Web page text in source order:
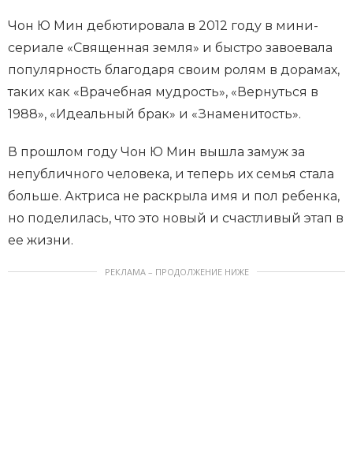
Чон Ю Мин дебютировала в 2012 году в мини-
сериале «Священная земля» и быстро завоевала
популярность благодаря своим ролям в дорамах,
таких как «Врачебная мудрость», «Вернуться в
1988», «Идеальный брак» и «Знаменитость».
В прошлом году Чон Ю Мин вышла замуж за
непубличного человека, и теперь их семья стала
больше. Актриса не раскрыла имя и пол ребенка,
но поделилась, что это новый и счастливый этап в
ее жизни.
РЕКЛАМА – ПРОДОЛЖЕНИЕ НИЖЕ